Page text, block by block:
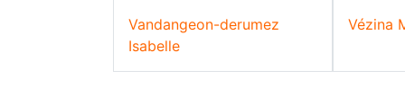
Vandangeon-derumez
Isabelle
Vézina